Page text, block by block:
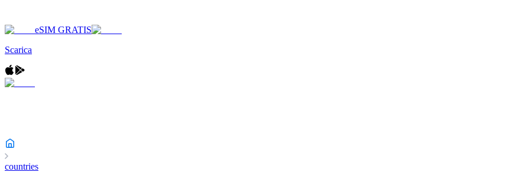
eSIM GRATIS
Scarica
countries